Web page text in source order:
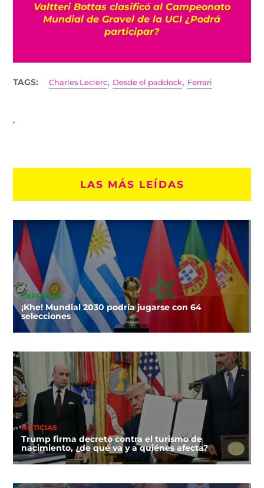
Valtteri Bottas clasificó al Campeonato
Mundial de Gravel de la UCI ¿Podrá
participar?
TAGS: Charles Leclerc, Desde el paddock, Ferrari
LAS MÁS LEÍDAS
DEPORTES
¡Khe! Mundial 2030 podría jugarse con 64
selecciones
NOTICIAS
Trump firma decreto contra el turismo de
nacimiento, ¿de qué va y a quiénes afecta?